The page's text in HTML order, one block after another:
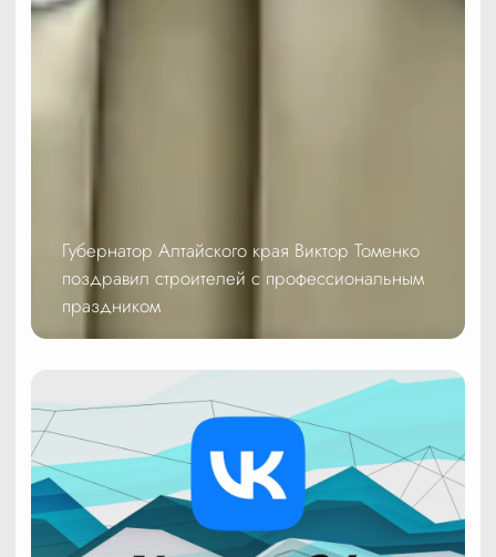
Губернатор Алтайского края Виктор Томенко
поздравил строителей с профессиональным
праздником